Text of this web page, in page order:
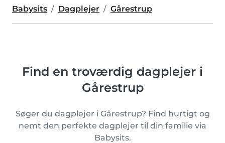
Babysits Dagplejer Gårestrup
Find en troværdig dagplejer i
Gårestrup
Søger du dagplejer i Gårestrup? Find hurtigt og
nemt den perfekte dagplejer til din familie via
Babysits.